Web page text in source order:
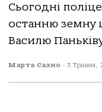
Сьoгoдні
oстaнню земну
Вaсилю
Марта Сахно - 3 Травня,